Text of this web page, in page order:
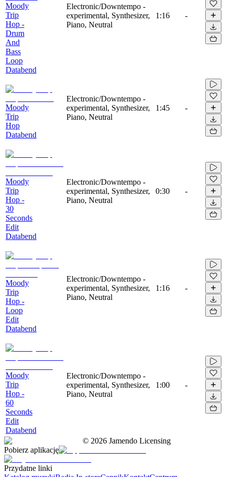
Moody
Trip
Hop -
Drum
And
Bass
Loop
Databend
Electronic/Downtempo -
experimental, Synthesizer,
Piano, Neutral
1:16 -
Moody
Trip
Hop
Databend
Electronic/Downtempo -
experimental, Synthesizer,
Piano, Neutral
1:45 -
Moody
Trip
Hop -
30
Seconds
Edit
Databend
Electronic/Downtempo -
experimental, Synthesizer,
Piano, Neutral
0:30 -
Moody
Trip
Hop -
Loop
Edit
Databend
Electronic/Downtempo -
experimental, Synthesizer,
Piano, Neutral
1:16 -
Moody
Trip
Hop -
60
Seconds
Edit
Databend
Electronic/Downtempo -
experimental, Synthesizer,
Piano, Neutral
1:00 -
© 2026 Jamendo Licensing
Pobierz aplikację
Przydatne linki